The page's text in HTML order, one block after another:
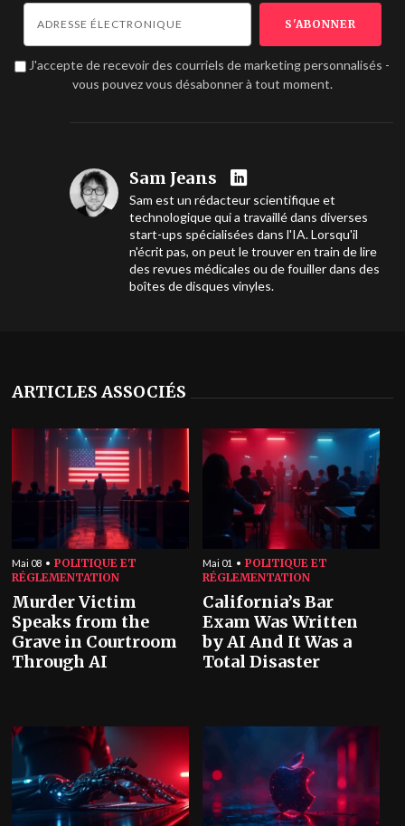
J'accepte de recevoir des courriels de marketing personnalisés -
vous pouvez vous désabonner à tout moment.
Sam Jeans
Sam est un rédacteur scientifique et
technologique qui a travaillé dans diverses
start-ups spécialisées dans l'IA. Lorsqu'il
n'écrit pas, on peut le trouver en train de lire
des revues médicales ou de fouiller dans des
boîtes de disques vinyles.
ARTICLES ASSOCIÉS
Mai 08
POLITIQUE ET
RÉGLEMENTATION
Murder Victim
Speaks from the
Grave in Courtroom
Through AI
Mai 01
POLITIQUE ET
RÉGLEMENTATION
California’s Bar
Exam Was Written
by AI And It Was a
Total Disaster